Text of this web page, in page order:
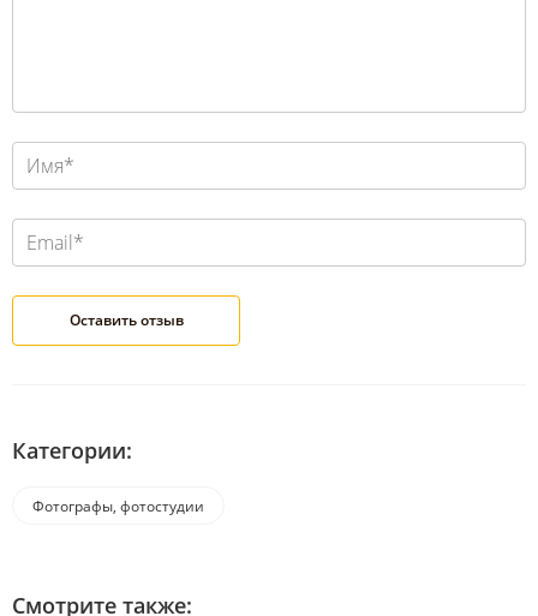
Категории:
Фотографы, фотостудии
Смотрите также: